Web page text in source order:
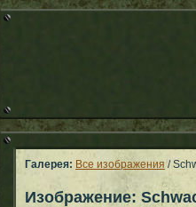
Галерея: Все изображения /
Изображение: